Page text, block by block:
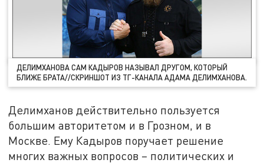
ДЕЛИМХАНОВА САМ КАДЫРОВ НАЗЫВАЛ ДРУГОМ, КОТОРЫЙ
БЛИЖЕ БРАТА//СКРИНШОТ ИЗ ТГ-КАНАЛА АДАМА ДЕЛИМХАНОВА.
Делимханов действительно пользуется
большим авторитетом и в Грозном, и в
Москве. Ему Кадыров поручает решение
многих важных вопросов – политических и